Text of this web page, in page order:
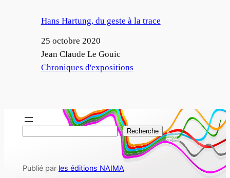
Hans Hartung, du geste à la trace
Date
25 octobre 2020
Auteur
Jean Claude Le Gouic
Par rapport à
Chroniques d'expositions
h
Recherche
Publié par les éditions NAIMA